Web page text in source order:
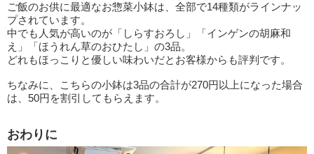
ご飯のお供に最適なお惣菜小鉢は、全部で14種類がラインナッ
プされています。
中でも人気が高いのが「しらすおろし」「インゲンの胡麻和
え」「ほうれん草のおひたし」の3品。
どれもほっこりと優しい味わいだとお客様からも評判です。
ちなみに、こちらの小鉢は3品の合計が270円以上になった場合
は、50円を割引してもらえます。
おわりに